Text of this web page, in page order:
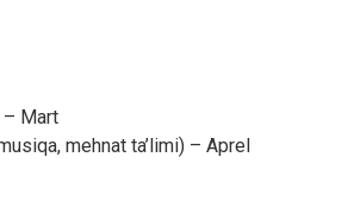
– Mart
mehnat ta’limi) – Aprel